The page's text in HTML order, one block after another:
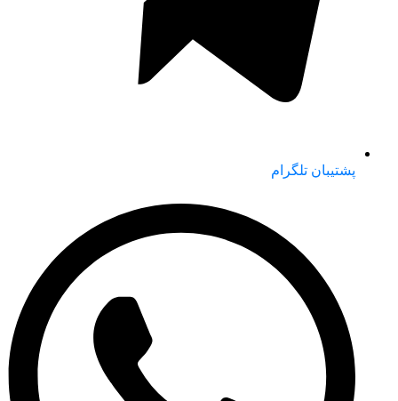
پشتیبان تلگرام